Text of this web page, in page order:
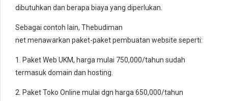
dibutuhkan dan berapa biaya yang diperlukan.
Sebagai contoh lain, Thebudiman
net menawarkan paket-paket pembuatan website seperti:
1. Paket Web UKM, harga mulai 750,000/tahun sudah
termasuk domain dan hosting.
2. Paket Toko Online mulai dgn harga 650,000/tahun